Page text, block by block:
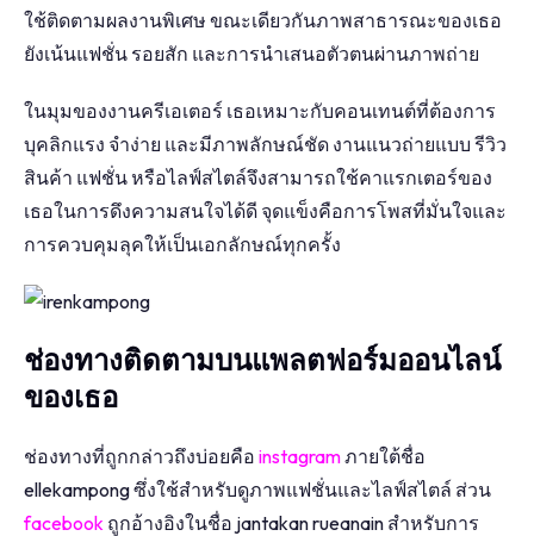
ใช้ติดตามผลงานพิเศษ ขณะเดียวกันภาพสาธารณะของเธอ
ยังเน้นแฟชั่น รอยสัก และการนำเสนอตัวตนผ่านภาพถ่าย
ในมุมของงานครีเอเตอร์ เธอเหมาะกับคอนเทนต์ที่ต้องการ
บุคลิกแรง จำง่าย และมีภาพลักษณ์ชัด งานแนวถ่ายแบบ รีวิว
สินค้า แฟชั่น หรือไลฟ์สไตล์จึงสามารถใช้คาแรกเตอร์ของ
เธอในการดึงความสนใจได้ดี จุดแข็งคือการโพสที่มั่นใจและ
การควบคุมลุคให้เป็นเอกลักษณ์ทุกครั้ง
ช่องทางติดตามบนแพลตฟอร์มออนไลน์
ของเธอ
ช่องทางที่ถูกกล่าวถึงบ่อยคือ instagramภายใต้ชื่อ
ellekampong ซึ่งใช้สำหรับดูภาพแฟชั่นและไลฟ์สไตล์ ส่วน
facebook ถูกอ้างอิงในชื่อ jantakan rueanain สำหรับการ